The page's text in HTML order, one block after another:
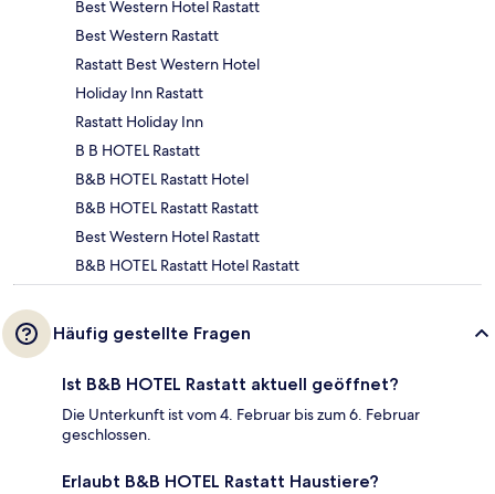
Best Western Hotel Rastatt
Best Western Rastatt
Rastatt Best Western Hotel
Holiday Inn Rastatt
Rastatt Holiday Inn
B B HOTEL Rastatt
B&B HOTEL Rastatt Hotel
B&B HOTEL Rastatt Rastatt
Best Western Hotel Rastatt
B&B HOTEL Rastatt Hotel Rastatt
Häufig gestellte Fragen
Ist B&B HOTEL Rastatt aktuell geöffnet?
Die Unterkunft ist vom 4. Februar bis zum 6. Februar
geschlossen.
Erlaubt B&B HOTEL Rastatt Haustiere?